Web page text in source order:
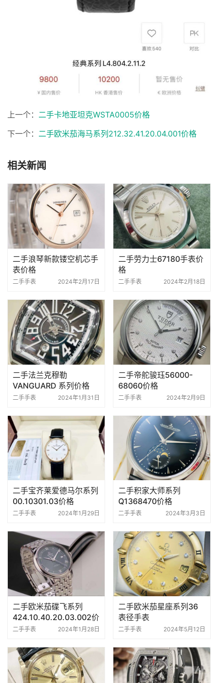
上一个： 二手卡地亚坦克WSTA0005价格
下一个： 二手欧米茄海马系列212.32.41.20.04.001价格
相关新闻
二手浪琴新款镂空机芯手
表价格
二手手表 2024年2月17日
二手劳力士67180手表价
格
二手手表 2024年2月18日
二手法兰克穆勒
VANGUARD 系列价格
二手手表 2024年1月31日
二手帝舵骏珏56000-
68060价格
二手手表 2024年2月9日
二手宝齐莱爱德马尔系列
00.10301.03价格
二手手表 2024年1月29日
二手积家大师系列
Q1368470价格
二手手表 2024年3月3日
二手欧米茄碟飞系列
424.10.40.20.03.002价
格
二手手表 2024年1月28日
二手欧米茄星座系列36
表径手表
二手手表 2024年5月12日